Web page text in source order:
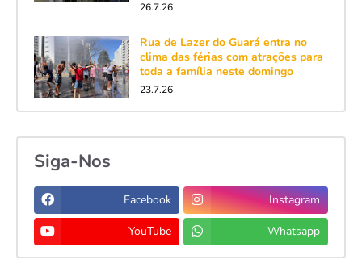
26.7.26
Rua de Lazer do Guará entra no
clima das férias com atrações para
toda a família neste domingo
23.7.26
Siga-Nos
Facebook Instagram
YouTube Whatsapp